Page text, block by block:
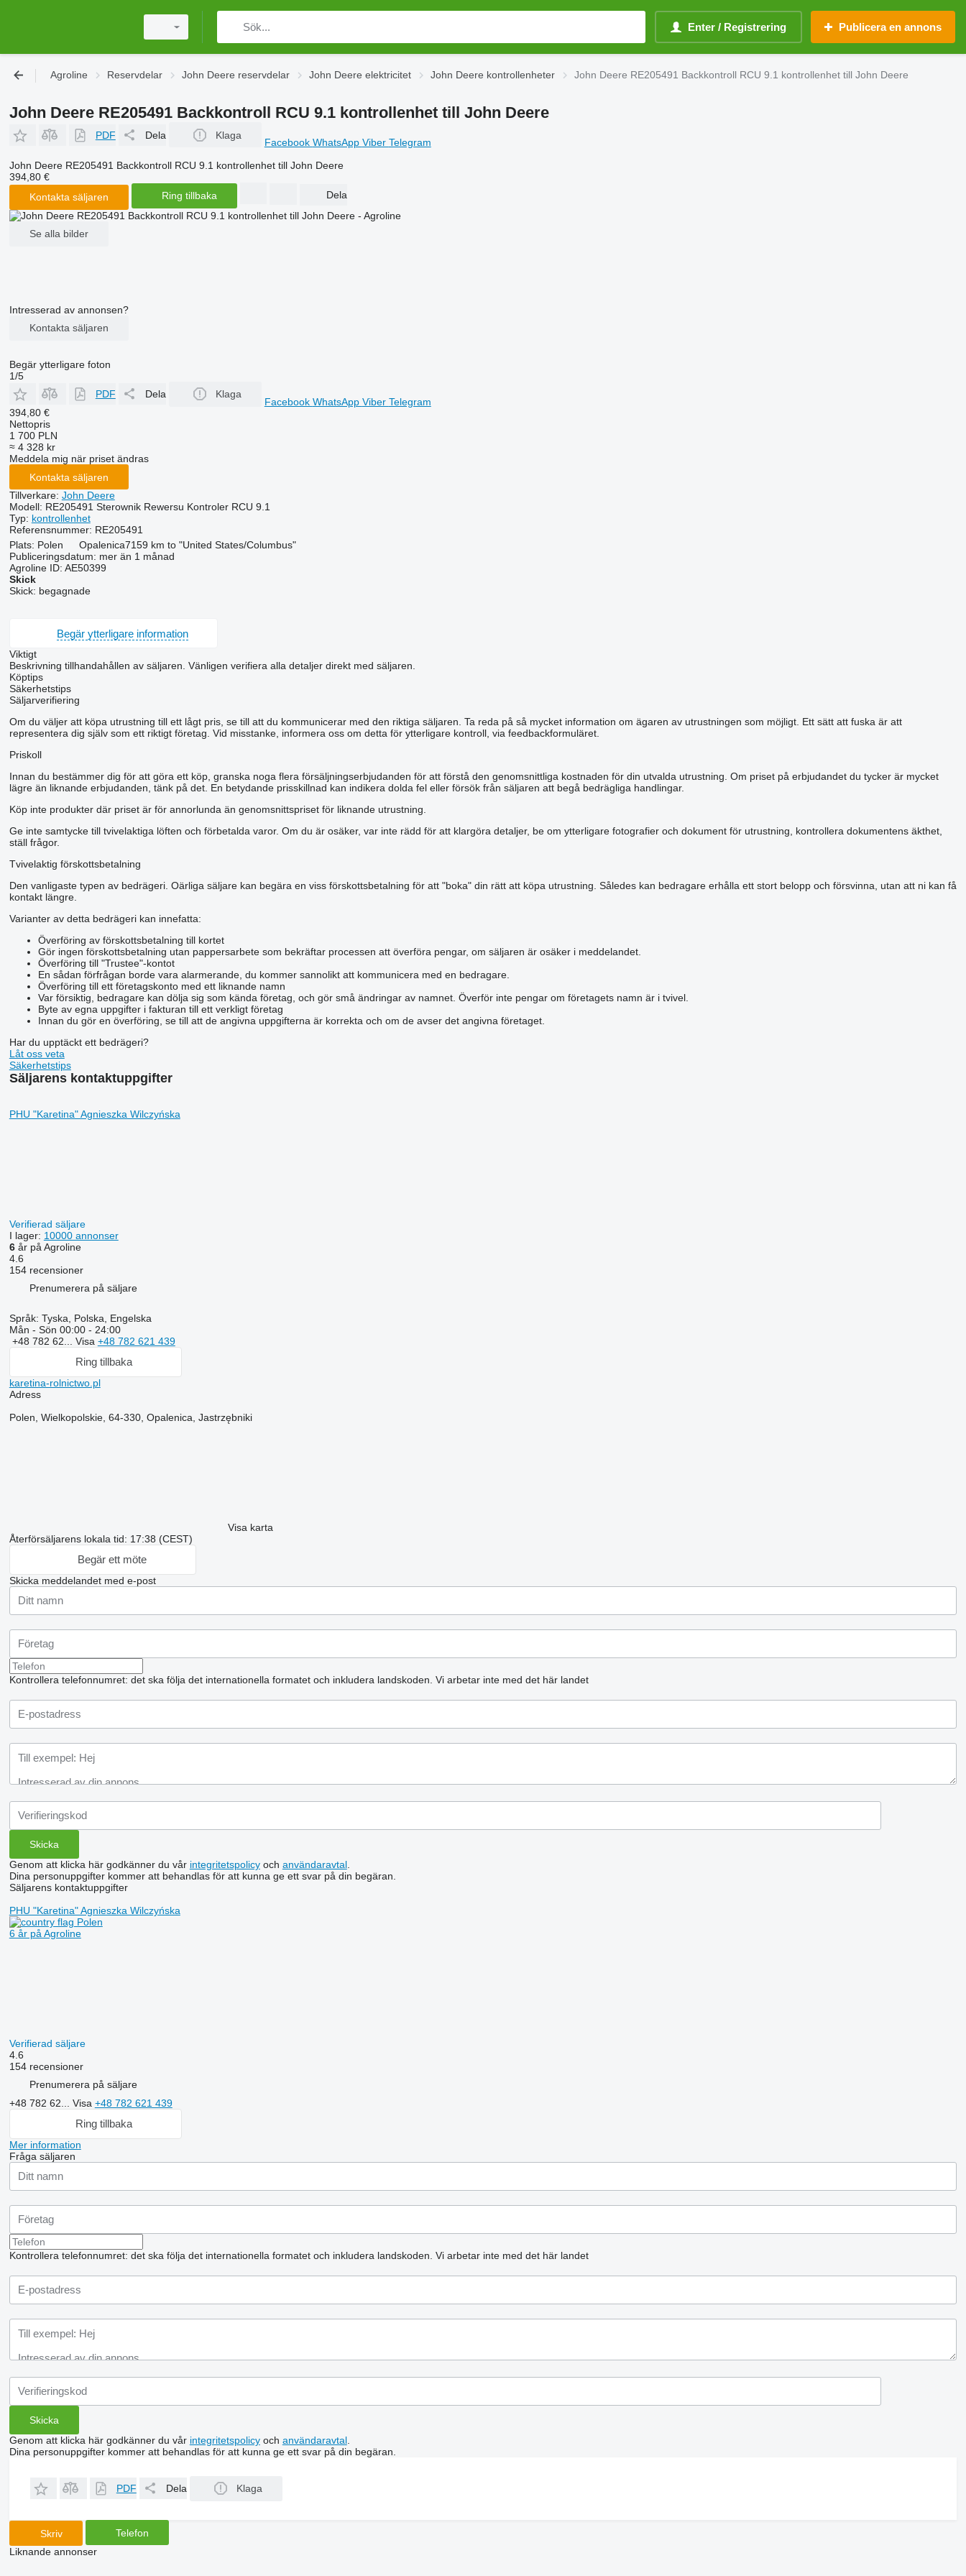
Enter / Registrering Publicera en annons
Agroline Reservdelar John Deere reservdelar John Deere elektricitet John Deere kontrollenheter John Deere RE205491 Backkontroll RCU 9.1 kontrollenhet till John Deere
John Deere RE205491 Backkontroll RCU 9.1 kontrollenhet till John Deere
PDF Dela Klaga
Facebook WhatsApp Viber Telegram
John Deere RE205491 Backkontroll RCU 9.1 kontrollenhet till John Deere
394,80 €
Kontakta säljaren
Ring tillbaka Dela
Se alla bilder
Intresserad av annonsen?
Kontakta säljaren
Begär ytterligare foton
1/5
PDF
Dela Klaga
Facebook WhatsApp Viber Telegram
394,80 €
Nettopris
1 700 PLN
≈ 4 328 kr
Meddela mig när priset ändras
Kontakta säljaren
Tillverkare: John Deere
Modell: RE205491 Sterownik Rewersu Kontroler RCU 9.1
Typ: kontrollenhet
Referensnummer: RE205491
Plats: Polen Opalenica7159 km to "United States/Columbus"
Publiceringsdatum: mer än 1 månad
Agroline ID: AE50399
Skick
Skick: begagnade
Begär ytterligare information
Viktigt
Beskrivning tillhandahållen av säljaren. Vänligen verifiera alla detaljer direkt med säljaren.
Köptips
Säkerhetstips
Säljarverifiering
Om du väljer att köpa utrustning till ett lågt pris, se till att du kommunicerar med den riktiga säljaren. Ta reda på så mycket information om ägaren av utrustningen som möjligt. Ett sätt att fuska är att
representera dig själv som ett riktigt företag. Vid misstanke, informera oss om detta för ytterligare kontroll, via feedbackformuläret.
Priskoll
Innan du bestämmer dig för att göra ett köp, granska noga flera försäljningserbjudanden för att förstå den genomsnittliga kostnaden för din utvalda utrustning. Om priset på erbjudandet du tycker är mycket
lägre än liknande erbjudanden, tänk på det. En betydande prisskillnad kan indikera dolda fel eller försök från säljaren att begå bedrägliga handlingar.
Köp inte produkter där priset är för annorlunda än genomsnittspriset för liknande utrustning.
Ge inte samtycke till tvivelaktiga löften och förbetalda varor. Om du är osäker, var inte rädd för att klargöra detaljer, be om ytterligare fotografier och dokument för utrustning, kontrollera dokumentens äkthet,
ställ frågor.
Tvivelaktig förskottsbetalning
Den vanligaste typen av bedrägeri. Oärliga säljare kan begära en viss förskottsbetalning för att "boka" din rätt att köpa utrustning. Således kan bedragare erhålla ett stort belopp och försvinna, utan att ni kan få
kontakt längre.
Varianter av detta bedrägeri kan innefatta:
Överföring av förskottsbetalning till kortet
Gör ingen förskottsbetalning utan pappersarbete som bekräftar processen att överföra pengar, om säljaren är osäker i meddelandet.
Överföring till "Trustee"-kontot
En sådan förfrågan borde vara alarmerande, du kommer sannolikt att kommunicera med en bedragare.
Överföring till ett företagskonto med ett liknande namn
Var försiktig, bedragare kan dölja sig som kända företag, och gör små ändringar av namnet. Överför inte pengar om företagets namn är i tvivel.
Byte av egna uppgifter i fakturan till ett verkligt företag
Innan du gör en överföring, se till att de angivna uppgifterna är korrekta och om de avser det angivna företaget.
Har du upptäckt ett bedrägeri?
Låt oss veta
Säkerhetstips
Säljarens kontaktuppgifter
PHU "Karetina" Agnieszka Wilczyńska
Verifierad säljare
I lager: 10000 annonser
6år på Agroline
4.6
154 recensioner
Prenumerera på säljare
Språk: Tyska, Polska, Engelska
Mån - Sön 00:00 - 24:00
+48 782 62... Visa +48 782 621 439
Ring tillbaka
karetina-rolnictwo.pl
Adress
Polen, Wielkopolskie, 64-330, Opalenica, Jastrzębniki
Visa karta
Återförsäljarens lokala tid: 17:38 (CEST)
Begär ett möte
Skicka meddelandet med e-post
Kontrollera telefonnumret: det ska följa det internationella formatet och inkludera landskoden. Vi arbetar inte med det här landet
Genom att klicka här godkänner du vår integritetspolicyoch användaravtal.
Dina personuppgifter kommer att behandlas för att kunna ge ett svar på din begäran.
Säljarens kontaktuppgifter
PHU "Karetina" Agnieszka Wilczyńska
Polen
6 år på Agroline
Verifierad säljare
4.6
154 recensioner
Prenumerera på säljare
+48 782 62... Visa +48 782 621 439
Ring tillbaka
Mer information
Fråga säljaren
Kontrollera telefonnumret: det ska följa det internationella formatet och inkludera landskoden. Vi arbetar inte med det här landet
Genom att klicka här godkänner du vår integritetspolicyoch användaravtal.
Dina personuppgifter kommer att behandlas för att kunna ge ett svar på din begäran.
PDF Dela Klaga
Skriv
Telefon
Liknande annonser